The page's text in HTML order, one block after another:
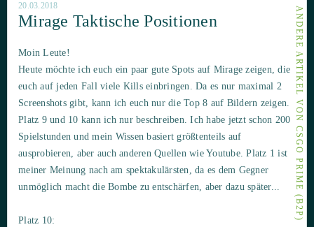
ANDERE ARTIKEL VON CSGO PRIME (B2P)
20.03.2018
Mirage Taktische Positionen
Moin Leute!
Heute möchte ich euch ein paar gute Spots auf Mirage zeigen, die
euch auf jeden Fall viele Kills einbringen. Da es nur maximal 2
Screenshots gibt, kann ich euch nur die Top 8 auf Bildern zeigen.
Platz 9 und 10 kann ich nur beschreiben. Ich habe jetzt schon 200
Spielstunden und mein Wissen basiert größtenteils auf
ausprobieren, aber auch anderen Quellen wie Youtube. Platz 1 ist
meiner Meinung nach am spektakulärsten, da es dem Gegner
unmöglich macht die Bombe zu entschärfen, aber dazu später...
Platz 10: